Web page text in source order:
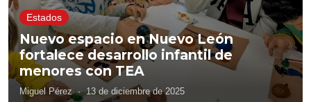
Estados
Nuevo espacio en Nuevo León
fortalece desarrollo infantil de
menores con TEA
Miguel Pérez· 13 de diciembre de 2025